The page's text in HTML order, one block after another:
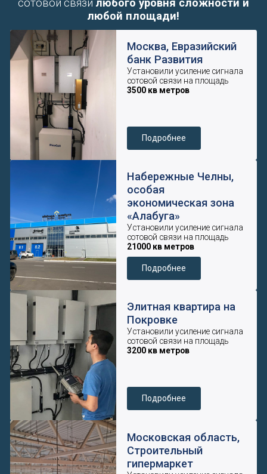
Московская область,
Строительный
гипермаркет
Подробнее
Элитная загородная
недвижимость,
Горки-2
Установили усиление сигнала
сотовой связи на площадь
17000 кв метров
Подробнее
паркинг
Установили усиление сигнала
сотовой связи на площадь
1200 кв метров
Москва, Роснано
Установили усиление сигнала
сотовой связи на площадь
8600 кв метров